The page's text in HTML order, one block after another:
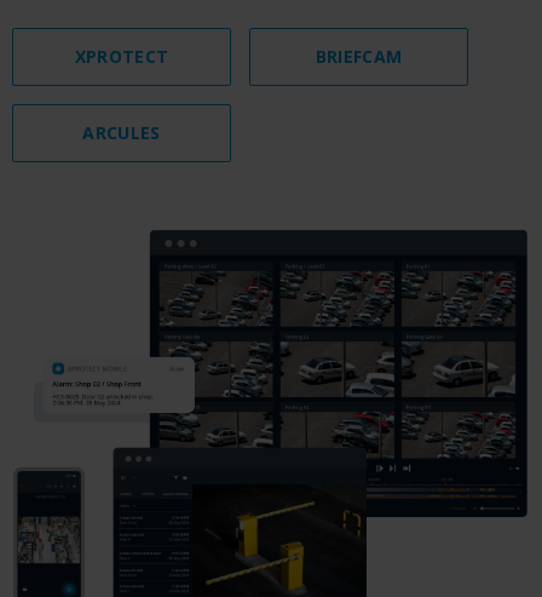
XPROTECT BRIEFCAM
ARCULES